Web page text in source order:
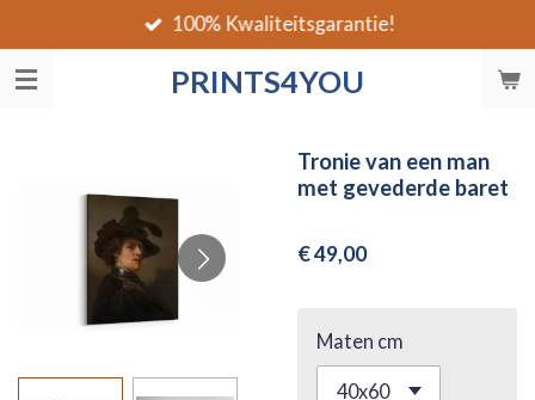
direct
naar
PRINTS4YOU
100% Kwaliteitsgarantie!
Tronie van een man
met gevederde baret
€ 49,00
Maten cm